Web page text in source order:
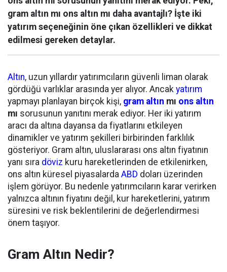
gram altın mı ons altın mı daha avantajlı? İşte iki
yatırım seçeneğinin öne çıkan özellikleri ve dikkat
edilmesi gereken detaylar.
Altın, uzun yıllardır yatırımcıların güvenli liman olarak
gördüğü varlıklar arasında yer alıyor. Ancak yatırım
yapmayı planlayan birçok kişi, gram altın mı ons altın
mı sorusunun yanıtını merak ediyor. Her iki yatırım
aracı da altına dayansa da fiyatlarını etkileyen
dinamikler ve yatırım şekilleri birbirinden farklılık
gösteriyor. Gram altın, uluslararası ons altın fiyatının
yanı sıra döviz kuru hareketlerinden de etkilenirken,
ons altın küresel piyasalarda ABD doları üzerinden
işlem görüyor. Bu nedenle yatırımcıların karar verirken
yalnızca altının fiyatını değil, kur hareketlerini, yatırım
süresini ve risk beklentilerini de değerlendirmesi
önem taşıyor.
Gram Altın Nedir?